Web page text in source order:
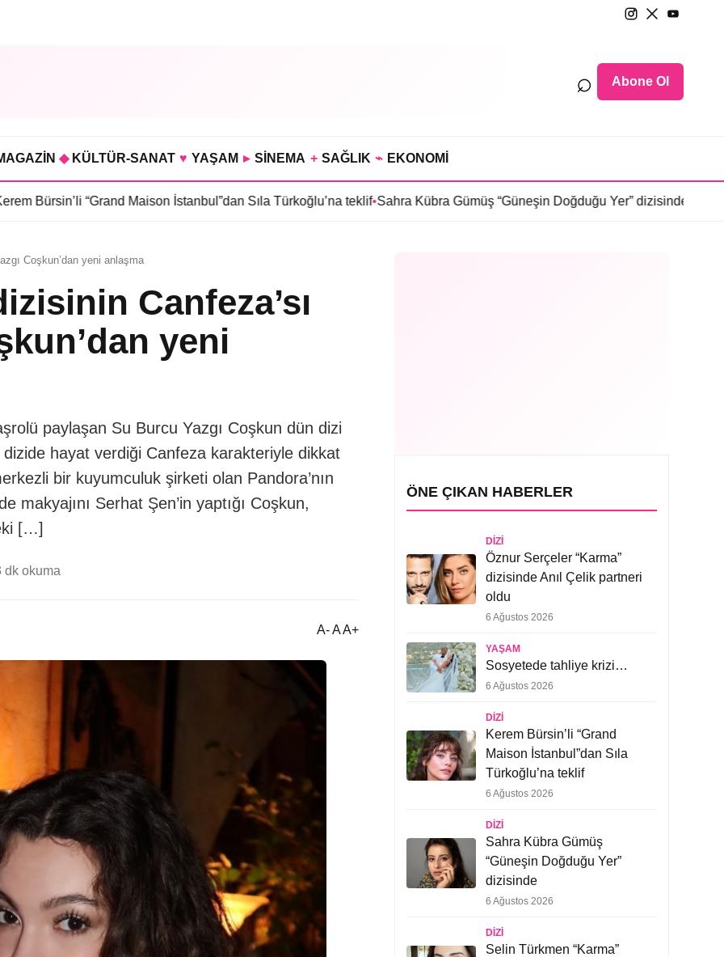
⌕ Abone Ol
◆ KÜLTÜR-SANAT ♥ YAŞAM ▸ SİNEMA + SAĞLIK ⌁ EKONOMİ
Maison İstanbul”dan Sıla Türkoğlu’na teklif•Sahra Kübra Gümüş “Güneşin Doğduğu Yer” dizisinde• Selin Türkmen
Coşkun’dan yeni anlaşma
Canfeza’sı
yeni
paylaşan Su Burcu Yazgı Coşkun dün dizi
hayat verdiği Canfeza karakteriyle dikkat
bir kuyumculuk şirketi olan Pandora’nın
makyajını Serhat Şen’in yaptığı Coşkun,
[…]
dk okuma
A- A A+
ÖNE ÇIKAN HABERLER
DIZI
Öznur Serçeler “Karma”
dizisinde Anıl Çelik partneri
oldu
6 Ağustos 2026
YAŞAM
Sosyetede tahliye krizi…
6 Ağustos 2026
DIZI
Kerem Bürsin’li “Grand
Maison İstanbul”dan Sıla
Türkoğlu’na teklif
6 Ağustos 2026
DIZI
Sahra Kübra Gümüş
“Güneşin Doğduğu Yer”
dizisinde
6 Ağustos 2026
DIZI
Selin Türkmen “Karma”